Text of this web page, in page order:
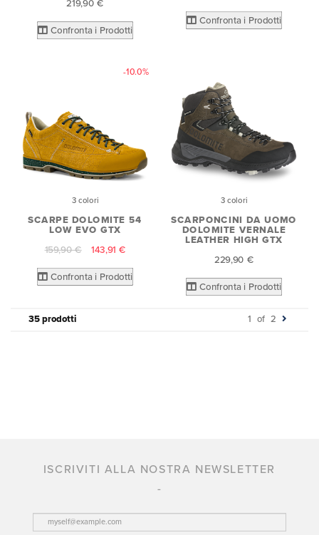
219,90 €
Confronta i Prodotti
Confronta i Prodotti
-10.0%
3 colori
SCARPE DOLOMITE 54
LOW EVO GTX
159,90 €
143,91 €
Confronta i Prodotti
3 colori
SCARPONCINI DA UOMO
DOLOMITE VERNALE
LEATHER HIGH GTX
229,90 €
Confronta i Prodotti
35 prodotti 1 of 2
ISCRIVITI ALLA NOSTRA NEWSLETTER